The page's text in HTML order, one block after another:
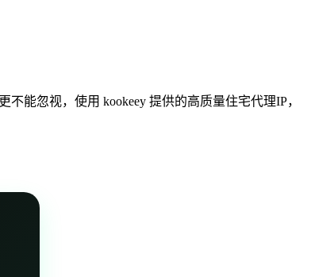
能忽视，使用 kookeey 提供的高质量住宅代理IP，